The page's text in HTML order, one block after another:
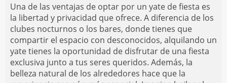
Una de las ventajas de optar por un yate de fiesta es
la libertad y privacidad que ofrece. A diferencia de los
clubes nocturnos o los bares, donde tienes que
compartir el espacio con desconocidos, alquilando un
yate tienes la oportunidad de disfrutar de una fiesta
exclusiva junto a tus seres queridos. Además, la
belleza natural de los alrededores hace que la